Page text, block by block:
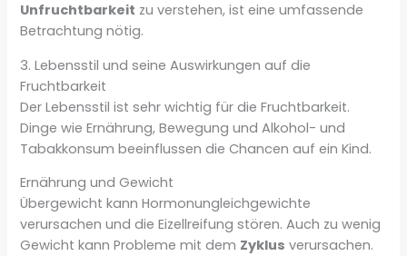
Unfruchtbarkeit zu verstehen, ist eine umfassende
Betrachtung nötig.
3. Lebensstil und seine Auswirkungen auf die
Fruchtbarkeit
Der Lebensstil ist sehr wichtig für die Fruchtbarkeit.
Dinge wie Ernährung, Bewegung und Alkohol- und
Tabakkonsum beeinflussen die Chancen auf ein Kind.
Ernährung und Gewicht
Übergewicht kann Hormonungleichgewichte
verursachen und die Eizellreifung stören. Auch zu wenig
Gewicht kann Probleme mit dem Zyklus verursachen.